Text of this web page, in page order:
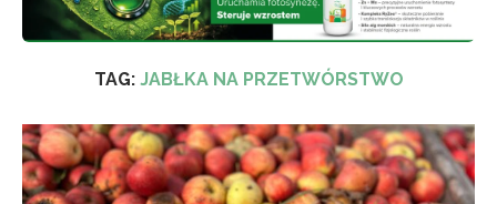
TAG: JABŁKA NA PRZETWÓRSTWO